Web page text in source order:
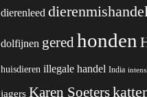
dierenleed
dolfijnen gered honden
huisdieren illegale handel India
jagers Karen Soeters